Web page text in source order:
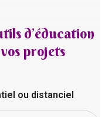
d’éducation
projets
ou distanciel